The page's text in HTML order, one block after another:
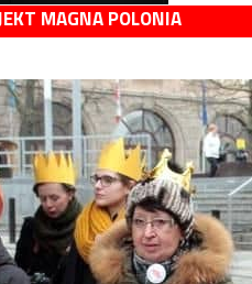
MAGNA POLONIA